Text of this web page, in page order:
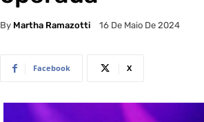
By Martha Ramazotti 16 De Maio De 2024
Facebook X